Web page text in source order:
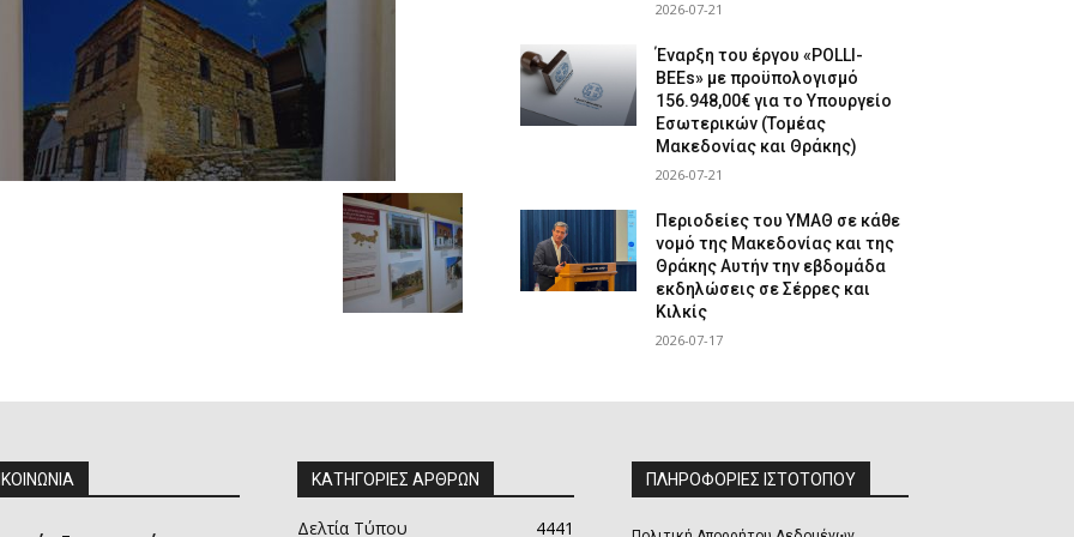
2026-07-21
Έναρξη του έργου «POLLI-
BEEs» με προϋπολογισμό
156.948,00€ για το Υπουργείο
Εσωτερικών (Τομέας
Μακεδονίας και Θράκης)
2026-07-21
Περιοδείες του ΥΜΑΘ σε κάθε
νομό της Μακεδονίας και της
Θράκης Αυτήν την εβδομάδα
εκδηλώσεις σε Σέρρες και
Κιλκίς
2026-07-17
ΚΑΤΗΓΟΡΙΕΣ ΑΡΘΡΩΝ
Δελτία Τύπου 4441
ΠΛΗΡΟΦΟΡΙΕΣ ΙΣΤΟΤΟΠΟΥ